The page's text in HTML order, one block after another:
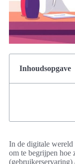
Inhoudsopgave
In de digitale wereld
om te begrijpen hoe
(gebruikerservaring)